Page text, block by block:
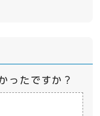
ったですか？